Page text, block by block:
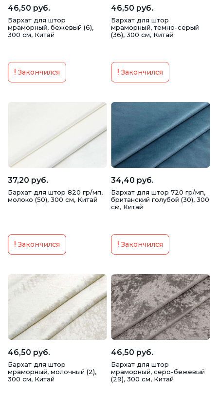
46,50 руб.
Бархат для штор
мраморный, бежевый (6),
300 см, Китай
Закончился
46,50 руб.
Бархат для штор
мраморный, темно-серый
(36), 300 см, Китай
Закончился
37,20 руб.
Бархат для штор 820 гр/мп,
молоко (50), 300 см, Китай
Закончился
34,40 руб.
Бархат для штор 720 гр/мп,
британский голубой (30), 300
см, Китай
Закончился
46,50 руб.
Бархат для штор
мраморный, молочный (2),
300 см, Китай
46,50 руб.
Бархат для штор
мраморный, серо-бежевый
(29), 300 см, Китай